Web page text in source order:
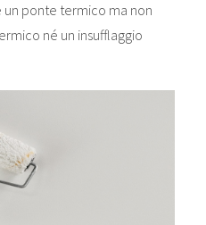
ponte termico ma non
né un insufflaggio